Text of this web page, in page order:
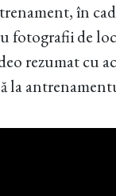
în
fotografii de
rezumat cu
la